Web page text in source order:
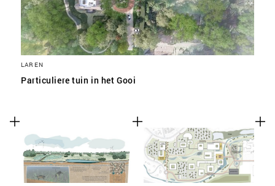
LAREN
Particuliere tuin in het Gooi